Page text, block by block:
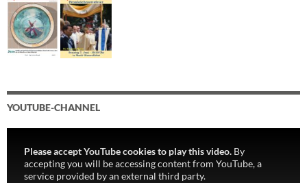
YOUTUBE-CHANNEL
Please accept YouTube cookies to play this video. By
accepting you will be accessing content from YouTube, a
service provided by an external third party.